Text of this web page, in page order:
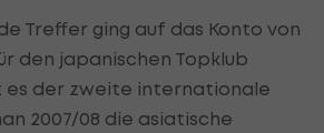
Treffer ging auf das Konto von
den japanischen Topklub
es der zweite internationale
2007/08 die asiatische